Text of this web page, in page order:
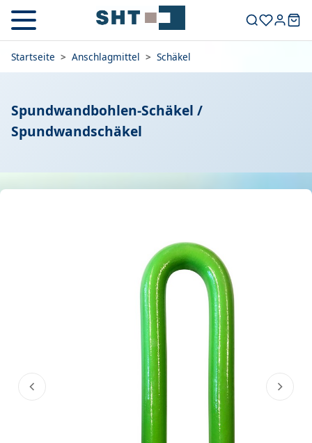
Startseite > Anschlagmittel > Schäkel
Spundwandbohlen-Schäkel /
Spundwandschäkel